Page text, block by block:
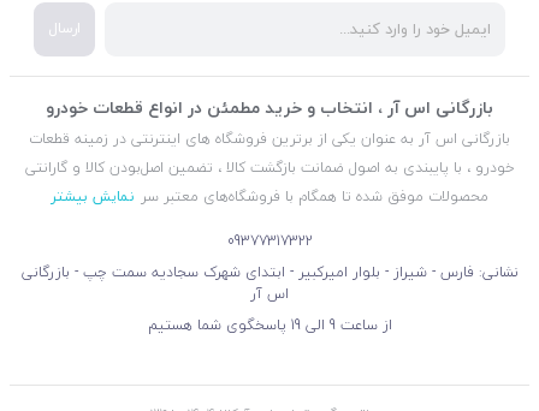
ارسال
بازرگانی اس آر ، انتخاب و خرید مطمئن در انواع قطعات خودرو
بازرگانی اس آر به عنوان یکی از برترین فروشگاه های اینترنتی در زمینه قطعات
خودرو ، با پایبندی به اصول ضمانت بازگشت کالا ، تضمین اصل‌بودن کالا و گارانتی
محصولات موفق شده تا همگام با فروشگاه‌های معتبر سر نمایش بیشتر
09377317322
نشانی: فارس - شیراز - بلوار امیرکبیر - ابتدای شهرک سجادیه سمت چپ - بازرگانی
اس آر
از ساعت 9 الی 19 پاسخگوی شما هستیم